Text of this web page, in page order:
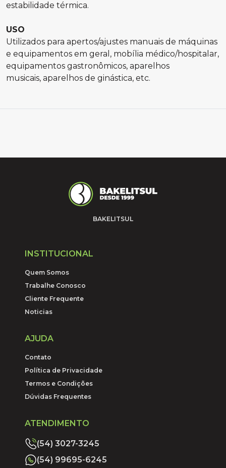
estabilidade térmica.
USO
Utilizados para apertos/ajustes manuais de máquinas
e equipamentos em geral, mobília médico/hospitalar,
equipamentos gastronômicos, aparelhos
musicais, aparelhos de ginástica, etc.
BAKELITSUL
INSTITUCIONAL
Quem Somos
Trabalhe Conosco
Cliente Frequente
Noticias
AJUDA
Contato
Política de Privacidade
Termos e Condições
Dúvidas Frequentes
ATENDIMENTO
(54) 3027-3245
(54) 99695-6245